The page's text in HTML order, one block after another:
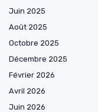
Juin 2025
Août 2025
Octobre 2025
Décembre 2025
Février 2026
Avril 2026
Juin 2026